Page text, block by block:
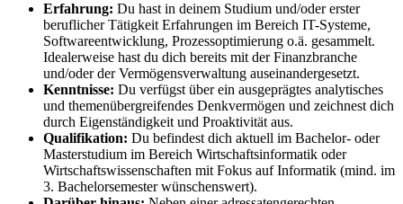
Erfahrung: Du hast in deinem Studium und/oder erster
beruflicher Tätigkeit Erfahrungen im Bereich IT-Systeme,
Softwareentwicklung, Prozessoptimierung o.ä. gesammelt.
Idealerweise hast du dich bereits mit der Finanzbranche
und/oder der Vermögensverwaltung auseinandergesetzt.
Kenntnisse: Du verfügst über ein ausgeprägtes analytisches
und themenübergreifendes Denkvermögen und zeichnest dich
durch Eigenständigkeit und Proaktivität aus.
Qualifikation: Du befindest dich aktuell im Bachelor- oder
Masterstudium im Bereich Wirtschaftsinformatik oder
Wirtschaftswissenschaften mit Fokus auf Informatik (mind. im
3. Bachelorsemester wünschenswert).